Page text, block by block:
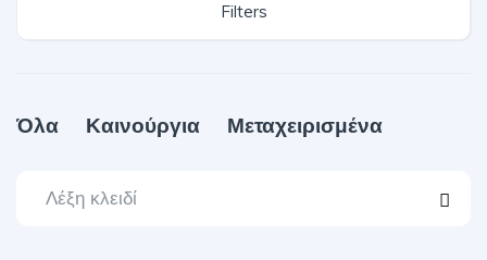
Filters
Όλα Καινούργια Μεταχειρισμένα